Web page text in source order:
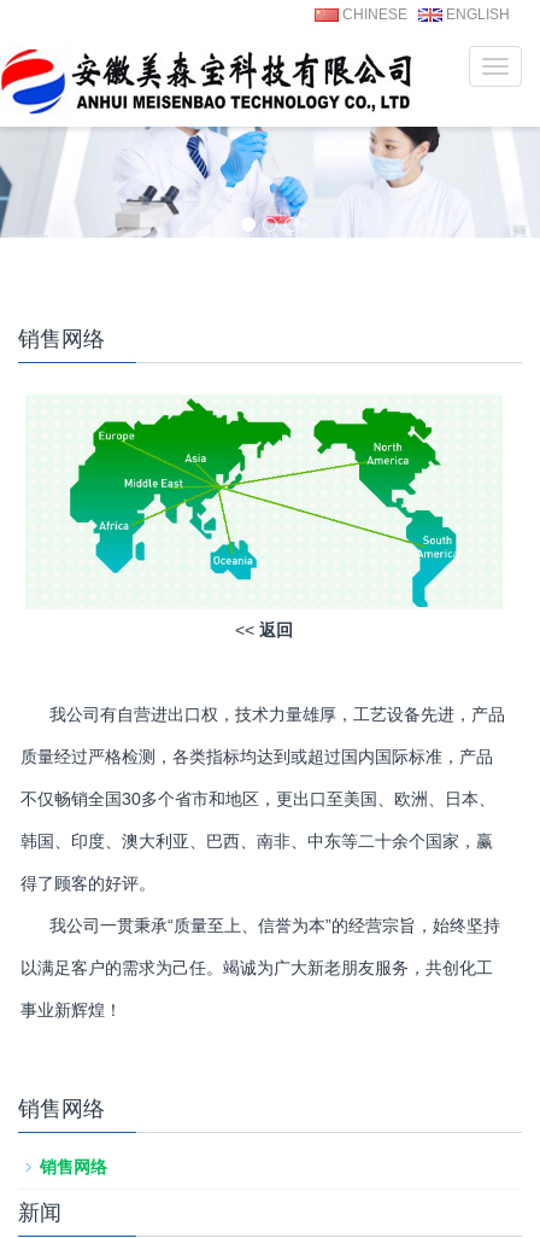
CHINESE ENGLISH
菜
单
销售网络
<< 返回
我公司有自营进出口权，技术力量雄厚，工艺设备先进，产品
质量经过严格检测，各类指标均达到或超过国内国际标准，产品
不仅畅销全国30多个省市和地区，更出口至美国、欧洲、日本、
韩国、印度、澳大利亚、巴西、南非、中东等二十余个国家，赢
得了顾客的好评。
我公司一贯秉承“质量至上、信誉为本”的经营宗旨，始终坚持
以满足客户的需求为己任。竭诚为广大新老朋友服务，共创化工
事业新辉煌！
销售网络
销售网络
新闻